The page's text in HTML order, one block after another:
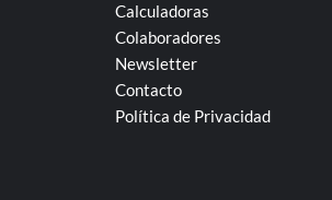
Calculadoras
Colaboradores
Newsletter
Contacto
Política de Privacidad